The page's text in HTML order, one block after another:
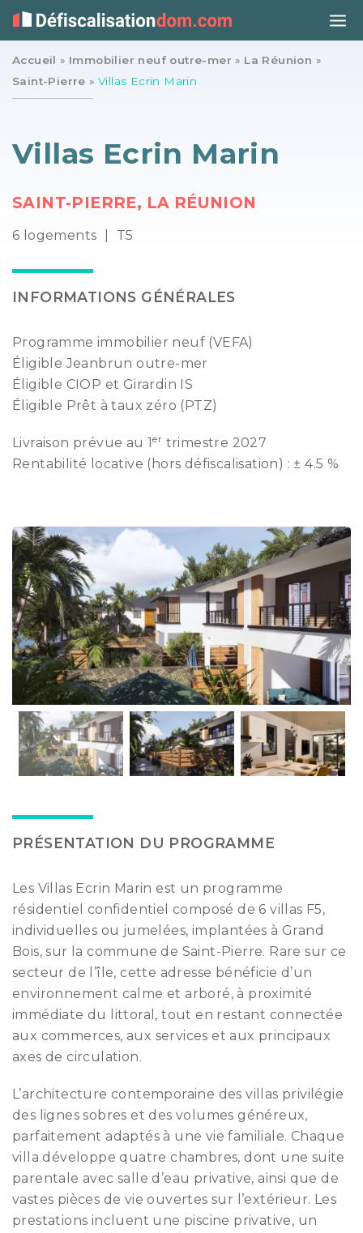
Accueil » Immobilier neuf outre-mer » La Réunion »
Saint-Pierre »Villas Ecrin Marin
Villas Ecrin Marin
SAINT-PIERRE, LA RÉUNION
6 logements T5
INFORMATIONS GÉNÉRALES
Programme immobilier neuf (VEFA)
Éligible Jeanbrun outre-mer
Éligible CIOP et Girardin IS
Éligible Prêt à taux zéro (PTZ)
Livraison prévue au 1er trimestre 2027
Rentabilité locative (hors défiscalisation) : ± 4.5 %
PRÉSENTATION DU PROGRAMME
Les Villas Ecrin Marin est un programme
résidentiel confidentiel composé de 6 villas F5,
individuelles ou jumelées, implantées à Grand
Bois, sur la commune de Saint-Pierre. Rare sur ce
secteur de l’île, cette adresse bénéficie d’un
environnement calme et arboré, à proximité
immédiate du littoral, tout en restant connectée
aux commerces, aux services et aux principaux
axes de circulation.
L’architecture contemporaine des villas privilégie
des lignes sobres et des volumes généreux,
parfaitement adaptés à une vie familiale. Chaque
villa développe quatre chambres, dont une suite
parentale avec salle d’eau privative, ainsi que de
vastes pièces de vie ouvertes sur l’extérieur. Les
prestations incluent une piscine privative, un